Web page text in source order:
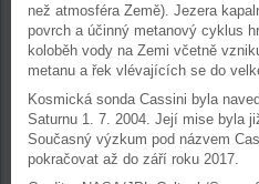
než atmosféra Země). Jezera
povrch a účinný metanový cyklus
koloběh vody na Zemi včetně
metanu a řek vlévajících se do
Kosmická sonda Cassini byla
Saturnu 1. 7. 2004. Její mise byla
Současný výzkum pod názvem
pokračovat až do září roku 2017.